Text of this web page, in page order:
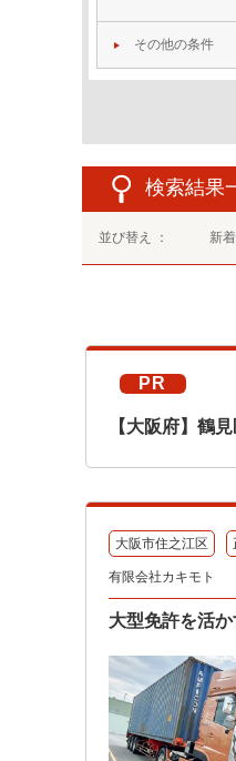
その他の条件
検索結果
並び替え ： 新
PR
【大阪府】鶴
大阪市住之江区
有限会社カキモト
大型免許を活